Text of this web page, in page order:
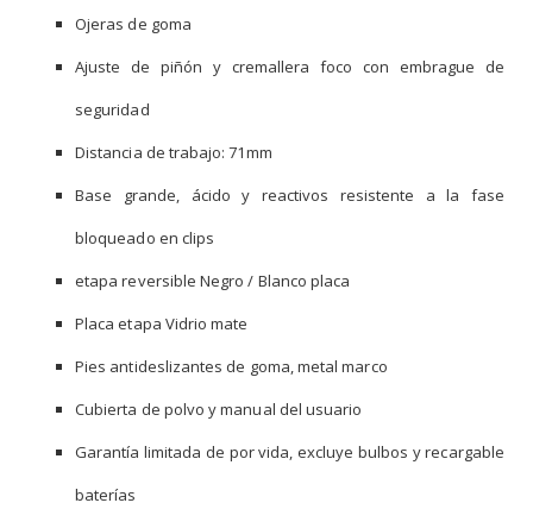
Ojeras de goma
Ajuste de piñón y cremallera foco con embrague de
seguridad
Distancia de trabajo: 71mm
Base grande, ácido y reactivos resistente a la fase
bloqueado en clips
etapa reversible Negro / Blanco placa
Placa etapa Vidrio mate
Pies antideslizantes de goma, metal marco
Cubierta de polvo y manual del usuario
Garantía limitada de por vida, excluye bulbos y recargable
baterías